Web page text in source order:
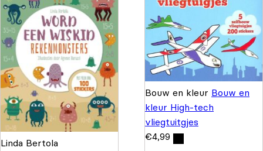
Linda Bertola
Bouw en kleur Bouw en
kleur High-tech
vliegtuitgjes
€4,99